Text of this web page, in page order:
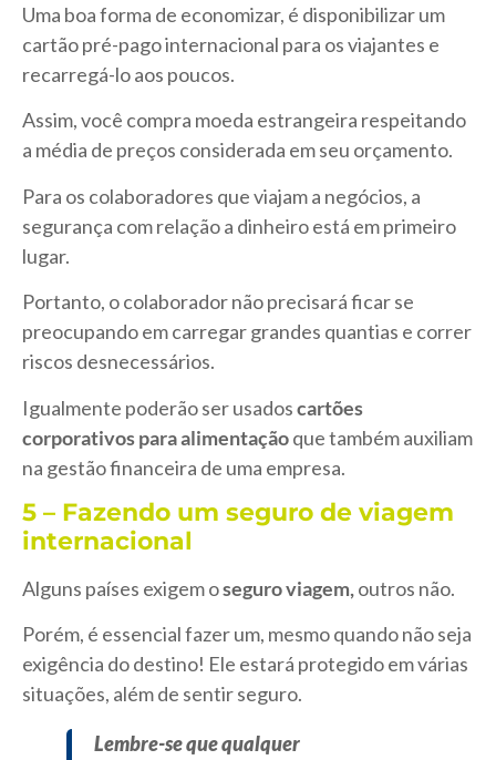
Uma boa forma de economizar, é disponibilizar um
cartão pré-pago internacional para os viajantes e
recarregá-lo aos poucos.
Assim, você compra moeda estrangeira respeitando
a média de preços considerada em seu orçamento.
Para os colaboradores que viajam a negócios, a
segurança com relação a dinheiro está em primeiro
lugar.
Portanto, o colaborador não precisará ficar se
preocupando em carregar grandes quantias e correr
riscos desnecessários.
Igualmente poderão ser usadoscartões
corporativospara alimentaçãoque também auxiliam
na gestão financeira de uma empresa.
5 – Fazendo um seguro de viagem
internacional
Alguns países exigem oseguro viagem,outros não.
Porém, é essencial fazer um, mesmo quando não seja
exigência do destino! Ele estará protegido em várias
situações, além de sentir seguro.
Lembre-se que qualquer